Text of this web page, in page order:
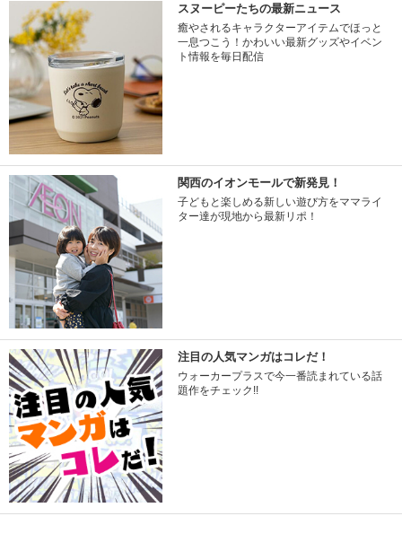
スヌーピーたちの最新ニュース
癒やされるキャラクターアイテムでほっと
一息つこう！かわいい最新グッズやイベン
ト情報を毎日配信
関西のイオンモールで新発見！
子どもと楽しめる新しい遊び方をママライ
ター達が現地から最新リポ！
注目の人気マンガはコレだ！
ウォーカープラスで今一番読まれている話
題作をチェック!!